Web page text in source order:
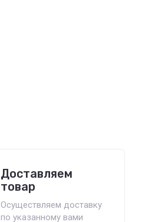
Доставляем
товар
Осуществляем доставку
по указанному вами